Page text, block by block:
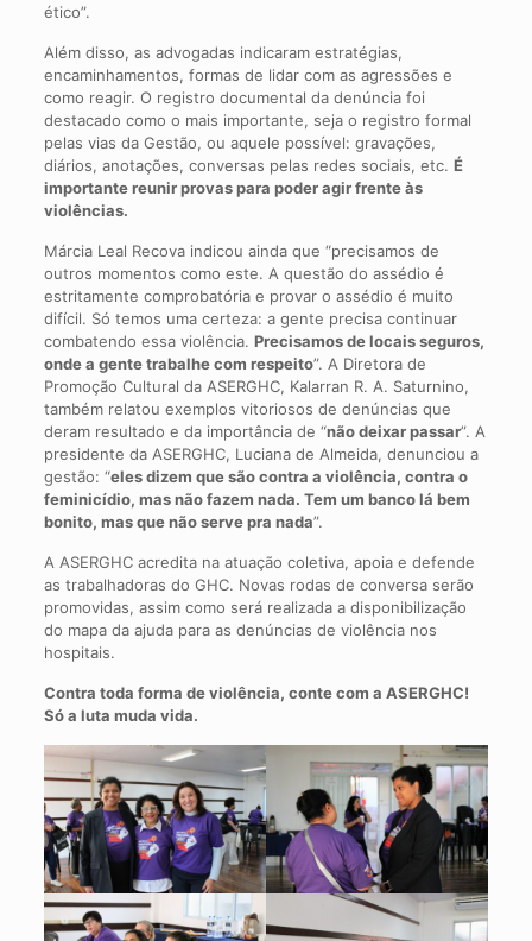
ético”.
Além disso, as advogadas indicaram estratégias,
encaminhamentos, formas de lidar com as agressões e
como reagir. O registro documental da denúncia foi
destacado como o mais importante, seja o registro formal
pelas vias da Gestão, ou aquele possível: gravações,
diários, anotações, conversas pelas redes sociais, etc. É
importante reunir provas para poder agir frente às
violências.
Márcia Leal Recova indicou ainda que “precisamos de
outros momentos como este. A questão do assédio é
estritamente comprobatória e provar o assédio é muito
difícil. Só temos uma certeza: a gente precisa continuar
combatendo essa violência. Precisamos de locais seguros,
onde a gente trabalhe com respeito”. A Diretora de
Promoção Cultural da ASERGHC, Kalarran R. A. Saturnino,
também relatou exemplos vitoriosos de denúncias que
deram resultado e da importância de “não deixar passar”. A
presidente da ASERGHC, Luciana de Almeida, denunciou a
gestão: “eles dizem que são contra a violência, contra o
feminicídio, mas não fazem nada. Tem um banco lá bem
bonito, mas que não serve pra nada”.
A ASERGHC acredita na atuação coletiva, apoia e defende
as trabalhadoras do GHC. Novas rodas de conversa serão
promovidas, assim como será realizada a disponibilização
do mapa da ajuda para as denúncias de violência nos
hospitais.
Contra toda forma de violência, conte com a ASERGHC!
Só a luta muda vida.